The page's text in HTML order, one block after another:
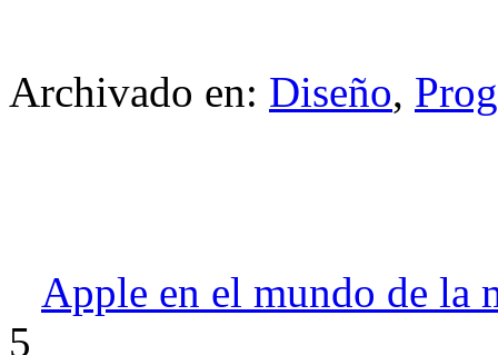
Archivado en: Diseño,
Apple en el mundo de la
5